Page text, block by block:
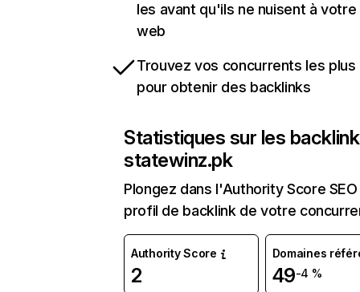
les avant qu'ils ne nuisent à
web
Trouvez vos concurrents les
pour obtenir des backlinks
Statistiques sur les
statewinz.pk
Plongez dans l'Authority Score
profil de backlink de votre
Authority Score
2
Domaines
49-4 %